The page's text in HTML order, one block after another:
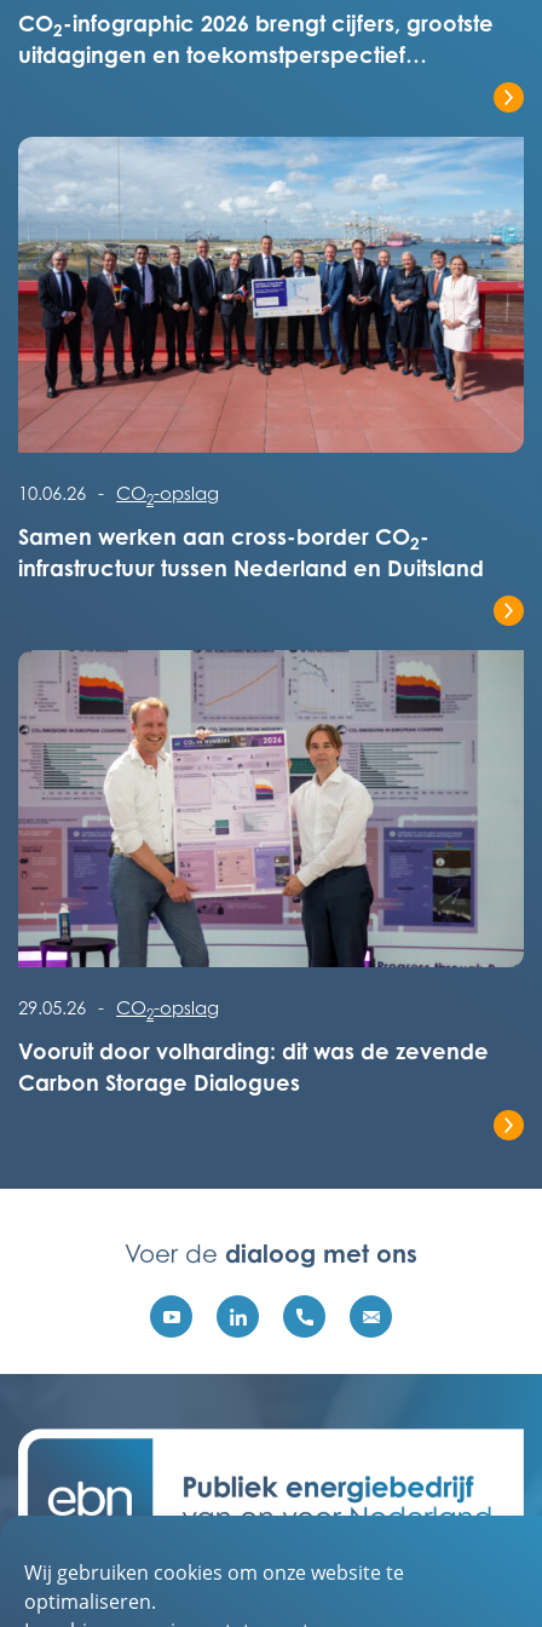
Wij gebruiken cookies om onze website te
optimaliseren.
CO2-infographic 2026 brengt cijfers, grootste
uitdagingen en toekomstperspectief
Lees het volledige bericht
Samen werken aan cross-border CO2-
infrastructuur tussen Nederland en Duitsland
10.06.26 - CO2-opslag
Lees het volledige bericht
Vooruit door volharding: dit was de zevende
Carbon Storage Dialogues
29.05.26 - CO2-opslag
Voer de dialoog met ons
Contact